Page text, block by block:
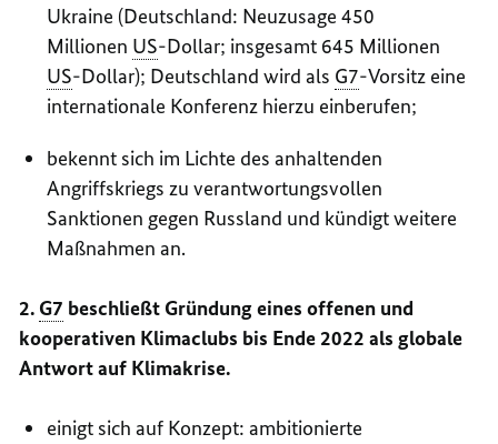
Ukraine (Deutschland: Neuzusage 450
Millionen US-Dollar; insgesamt 645 Millionen
US-Dollar); Deutschland wird als G7-Vorsitz eine
internationale Konferenz hierzu einberufen;
bekennt sich im Lichte des anhaltenden
Angriffskriegs zu verantwortungsvollen
Sanktionen gegen Russland und kündigt weitere
Maßnahmen an.
2. G7 beschließt Gründung eines offenen und
kooperativen Klimaclubs bis Ende 2022 als globale
Antwort auf Klimakrise.
einigt sich auf Konzept: ambitionierte